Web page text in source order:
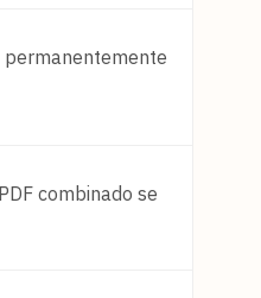
permanentemente
combinado se